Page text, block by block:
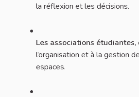
la réflexion et les décisions.
Les associations étudiantes,
l’organisation et à la gestion
espaces.